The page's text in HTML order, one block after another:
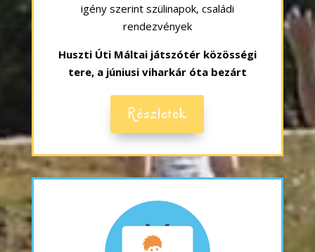
igény szerint szülinapok, családi
rendezvények
Huszti Úti Máltai játszótér közösségi
tere, a júniusi viharkár óta bezárt
Részletek